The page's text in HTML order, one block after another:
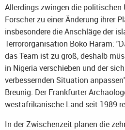
Allerdings zwingen die politischen
Forscher zu einer Änderung ihrer
insbesondere die Anschläge der
Terrororganisation Boko Haram:
das Team ist zu groß, deshalb
in Nigeria verschieben und der
verbessernden Situation
Breunig. Der Frankfurter
westafrikanische Land seit 1989
In der Zwischenzeit planen die